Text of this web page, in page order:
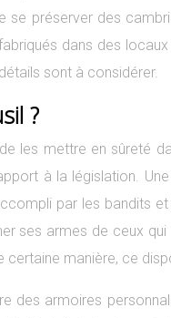
préserver des
dans des
sont à considérer.
?
les mettre en sûreté
à la législation.
par les bandits
ses armes de ceux
certaine manière, ce
des armoires